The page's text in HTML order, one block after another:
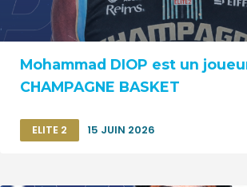
Mohammad DIOP est un
CHAMPAGNE BASKET
ELITE 2 15 JUIN 2026